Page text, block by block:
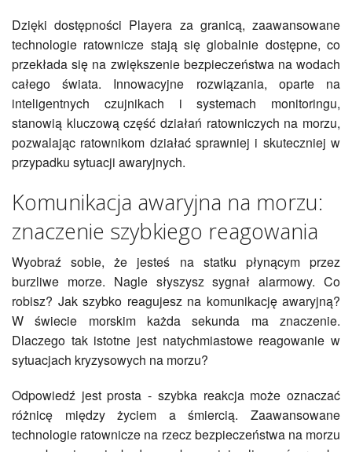
Dzięki dostępności Playera za granicą, zaawansowane
technologie ratownicze stają się globalnie dostępne, co
przekłada się na zwiększenie bezpieczeństwa na wodach
całego świata. Innowacyjne rozwiązania, oparte na
inteligentnych czujnikach i systemach monitoringu,
stanowią kluczową część działań ratowniczych na morzu,
pozwalając ratownikom działać sprawniej i skuteczniej w
przypadku sytuacji awaryjnych.
Komunikacja awaryjna na morzu:
znaczenie szybkiego reagowania
Wyobraź sobie, że jesteś na statku płynącym przez
burzliwe morze. Nagle słyszysz sygnał alarmowy. Co
robisz? Jak szybko reagujesz na komunikację awaryjną?
W świecie morskim każda sekunda ma znaczenie.
Dlaczego tak istotne jest natychmiastowe reagowanie w
sytuacjach kryzysowych na morzu?
Odpowiedź jest prosta - szybka reakcja może oznaczać
różnicę między życiem a śmiercią. Zaawansowane
technologie ratownicze na rzecz bezpieczeństwa na morzu